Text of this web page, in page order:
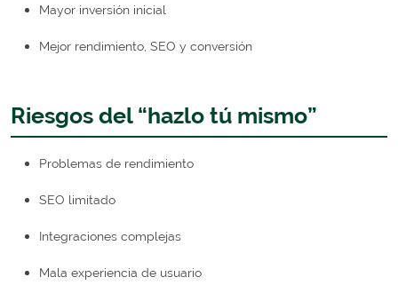
Mayor inversión inicial
Mejor rendimiento, SEO y conversión
Riesgos del “hazlo tú mismo”
Problemas de rendimiento
SEO limitado
Integraciones complejas
Mala experiencia de usuario